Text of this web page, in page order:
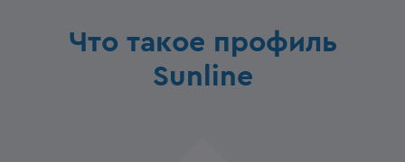
Что такое профиль
Sunline